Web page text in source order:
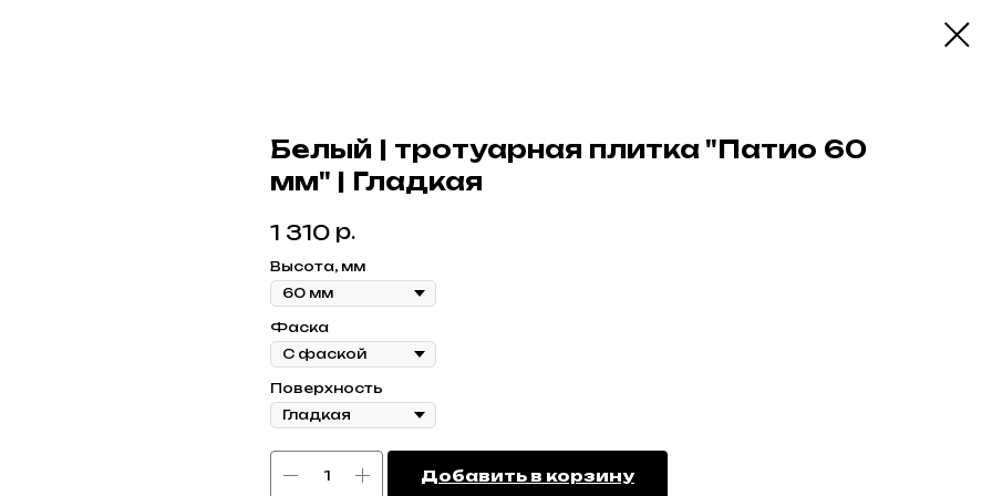
Белый | тротуарная плитка "Патио 60
мм" | Гладкая
1 310 р.
Высота, мм
Фаска
Поверхность
Добавить в корзину